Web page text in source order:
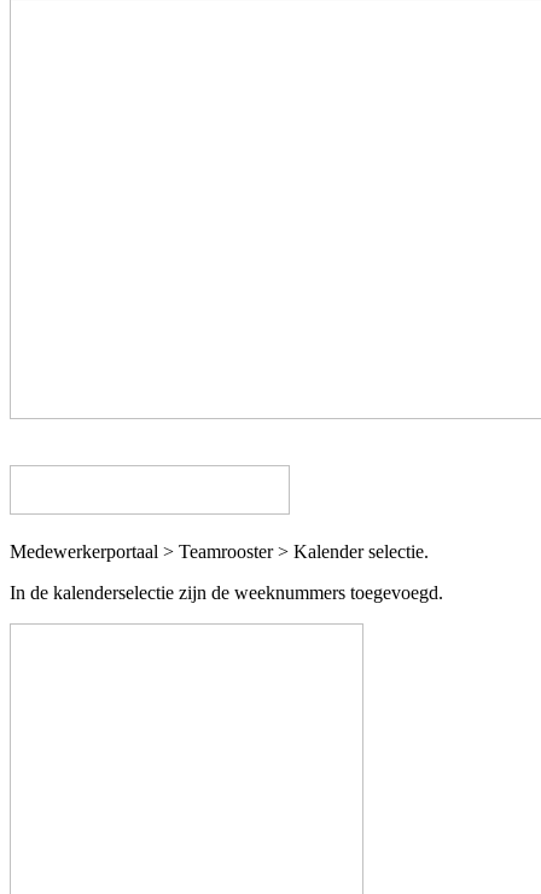
Medewerkerportaal > Teamrooster > Kalender selectie.
In de kalenderselectie zijn de weeknummers toegevoegd.